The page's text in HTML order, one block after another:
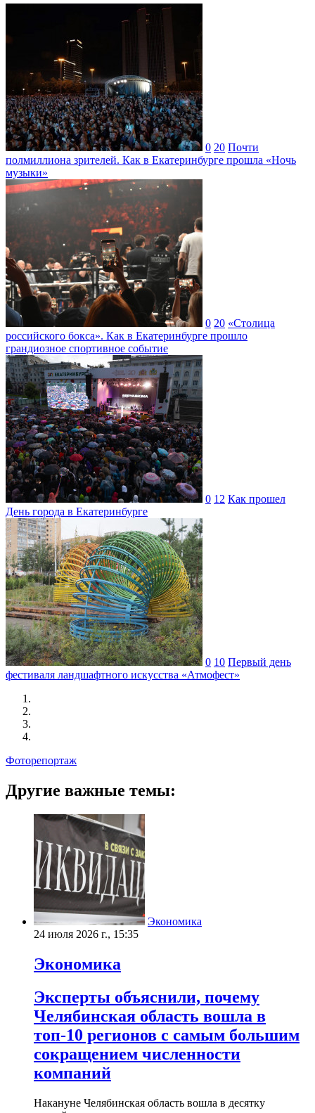
0 20 Почти
полмиллиона зрителей. Как в Екатеринбурге прошла «Ночь
музыки»
0 20 «Столица
российского бокса». Как в Екатеринбурге прошло
грандиозное спортивное событие
0 12 Как прошел
День города в Екатеринбурге
0 10 Первый день
фестиваля ландшафтного искусства «Атмофест»
Фоторепортаж
Другие важные темы:
Экономика
24 июля 2026 г., 15:35
Экономика
Эксперты объяснили, почему
Челябинская область вошла в
топ-10 регионов с самым большим
сокращением численности
компаний
Накануне Челябинская область вошла в десятку